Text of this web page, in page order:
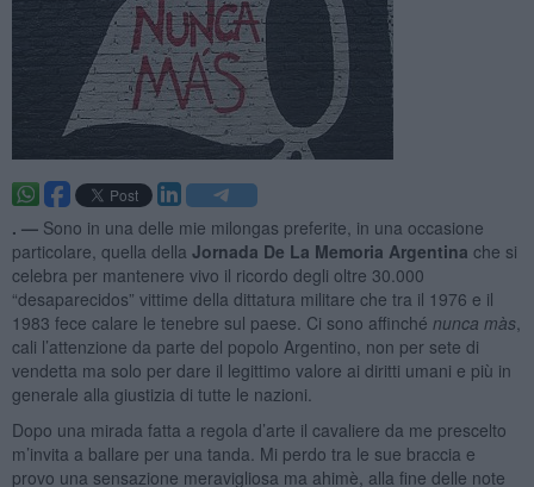
. — Sono in una delle mie milongas preferite, in una occasione
particolare, quella della Jornada De La Memoria Argentina che si
celebra per mantenere vivo il ricordo degli oltre 30.000
“desaparecidos” vittime della dittatura militare che tra il 1976 e il
1983 fece calare le tenebre sul paese. Ci sono affinché nunca màs,
cali l’attenzione da parte del popolo Argentino, non per sete di
vendetta ma solo per dare il legittimo valore ai diritti umani e più in
generale alla giustizia di tutte le nazioni.
Dopo una mirada fatta a regola d’arte il cavaliere da me prescelto
m’invita a ballare per una tanda. Mi perdo tra le sue braccia e
provo una sensazione meravigliosa ma ahimè, alla fine delle note